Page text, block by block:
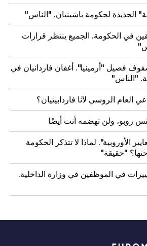
المفروضة على تصدير المنتجات
مثيرة للقلق. روبينيان إلى
الجديدة لحكومة باشينيان. "الناس"
في الحكومة. الجميع ينتظر قرارات
فصيل "أرمينيا". أغفان فاردانيان في
"الناس"
العام الروسي لآنا فاردابيتيان؟
روبو، ولن تهضمه أنت أيضًا
الأوروبية". لماذا لا تتذكر الحكومة
"حقيقة"
في الموظفين في وزارة الداخلية.